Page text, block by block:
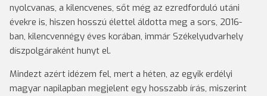
nyolcvanas, a kilencvenes, sőt még az ezredforduló utáni
évekre is, hiszen hosszú élettel áldotta meg a sors, 2016-
ban, kilencvennégy éves korában, immár Székelyudvarhely
díszpolgáraként hunyt el.
Mindezt azért idézem fel, mert a héten, az egyik erdélyi
magyar napilapban megjelent egy hosszabb írás, miszerint